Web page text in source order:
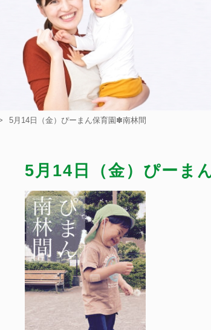
5月14日（金）ぴーまん保育園✽南林間
5月14日（金）ぴーま